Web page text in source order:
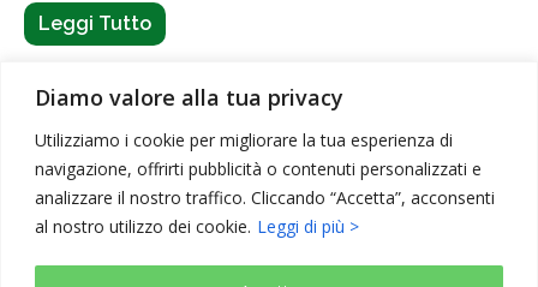
Diamo valore alla tua privacy
Utilizziamo i cookie per migliorare la tua esperienza di
navigazione, offrirti pubblicità o contenuti personalizzati e
analizzare il nostro traffico. Cliccando “Accetta”, acconsenti
al nostro utilizzo dei cookie. Leggi di più >
Leggi Tutto
Copyright © 2026 Elementi Naturali